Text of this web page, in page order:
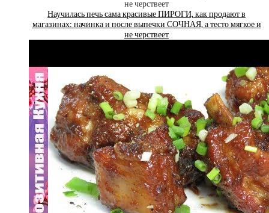
Научилась печь сама красивые ПИРОГИ, как продают в
магазинах: начинка и после выпечки СОЧНАЯ, а тесто мягкое и
не черствеет